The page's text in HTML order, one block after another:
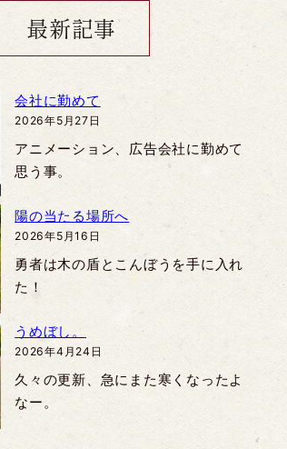
最新記事
会社に勤めて
2026年5月27日
アニメーション、広告会社に勤めて
思う事。
陽の当たる場所へ
2026年5月16日
勇者は木の盾とこんぼうを手に入れ
た！
うめぼし。
2026年4月24日
久々の更新、急にまた寒くなったよ
なー。